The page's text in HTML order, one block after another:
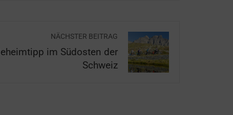
NÄCHSTER BEITRAG
im Südosten der
Schweiz